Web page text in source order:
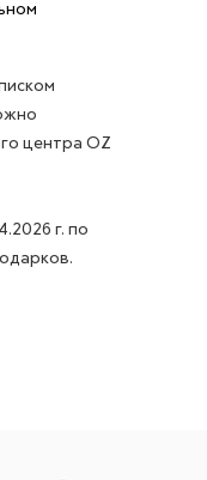
центра OZ
г. по